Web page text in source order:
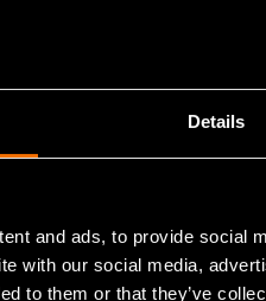
Details
and ads, to provide social
with our social media,
to them or that they’ve
Kaikkiin
tavoitetasosta.